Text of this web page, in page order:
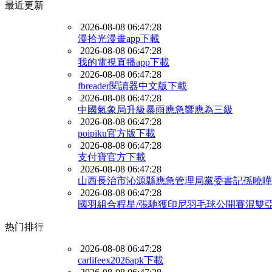
最近更新
2026-08-08 06:47:28
漫拾光漫畫app下載
2026-08-08 06:47:28
我的電視直播app下載
2026-08-08 06:47:28
fbreader閱讀器中文版下載
2026-08-08 06:47:28
中國氣象局升級暴雨應急響應為三級
2026-08-08 06:47:28
poipiku官方版下載
2026-08-08 06:47:28
支付寶官方下載
2026-08-08 06:47:28
山西長治市沁源縣應急管理局黨委書記孫曉
2026-08-08 06:47:28
國羽組合程星/張馳獲印尼羽毛球公開賽混雙
热门排行
2026-08-08 06:47:28
carlifeex2026apk下載